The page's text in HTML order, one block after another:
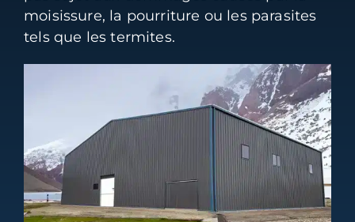
moisissure, la pourriture ou les parasites
tels que les termites.